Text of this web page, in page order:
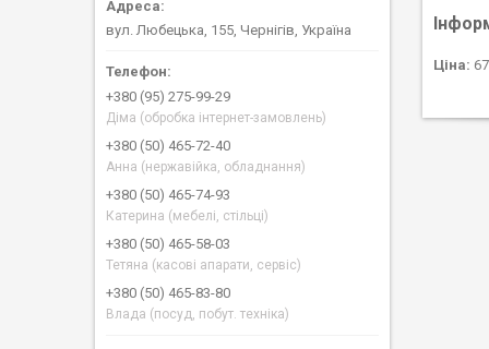
Ціна:
вул. Любецька, 155, Чернігів, Україна
+380 (95) 275-99-29
Діма (обробка інтернет-замовлень)
+380 (50) 465-72-40
Анна (нержавійка, обладнання)
+380 (50) 465-74-93
Катерина (мебелі, стільці)
+380 (50) 465-58-03
Тетяна (касові апарати, сервіс)
+380 (50) 465-83-80
Влада (посуд, побут. техніка)